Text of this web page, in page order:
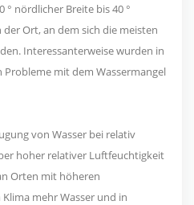
° nördlicher Breite bis 40 °
Ort, an dem sich die meisten
Interessanterweise wurden in
Probleme mit dem Wassermangel
von Wasser bei relativ
hoher relativer Luftfeuchtigkeit
Orten mit höheren
mehr Wasser und in